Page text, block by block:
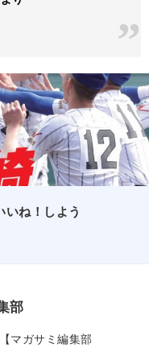
いね！しよう
部
【マガサミ編集部